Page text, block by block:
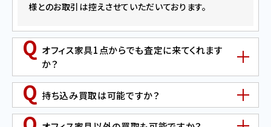
様とのお取引は控えさせていただいております。
オフィス家具1点からでも査定に来てくれます
か？
持ち込み買取は可能ですか？